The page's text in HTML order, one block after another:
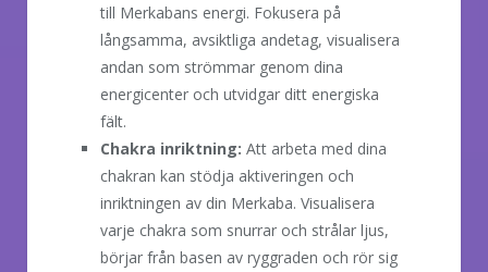
till Merkabans energi. Fokusera på
långsamma, avsiktliga andetag, visualisera
andan som strömmar genom dina
energicenter och utvidgar ditt energiska
fält.
Chakra inriktning: Att arbeta med dina
chakran kan stödja aktiveringen och
inriktningen av din Merkaba. Visualisera
varje chakra som snurrar och strålar ljus,
börjar från basen av ryggraden och rör sig